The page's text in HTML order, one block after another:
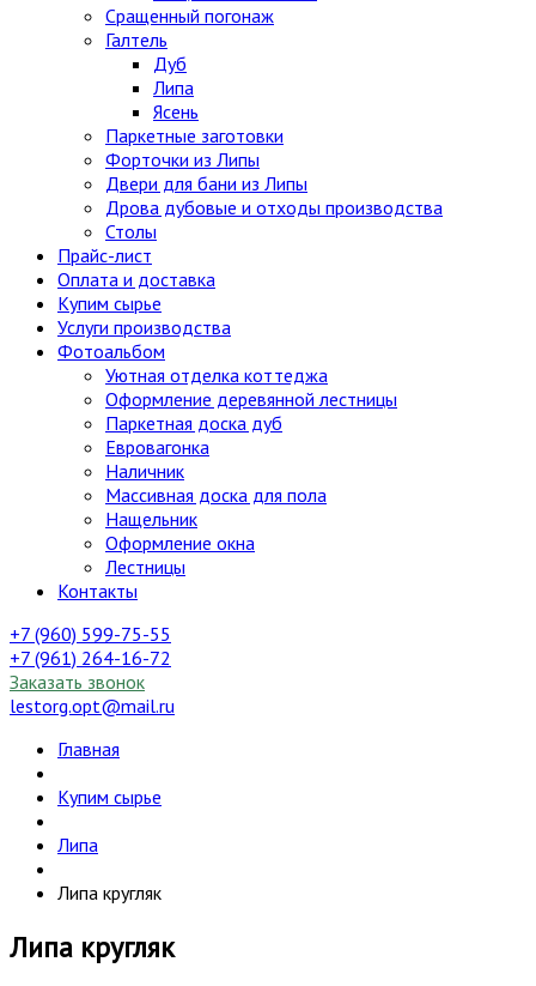
Сращенный погонаж
Галтель
Дуб
Липа
Ясень
Паркетные заготовки
Форточки из Липы
Двери для бани из Липы
Дрова дубовые и отходы производства
Столы
Прайс-лист
Оплата и доставка
Купим сырье
Услуги производства
Фотоальбом
Уютная отделка коттеджа
Оформление деревянной лестницы
Паркетная доска дуб
Евровагонка
Наличник
Массивная доска для пола
Нащельник
Оформление окна
Лестницы
Контакты
+7 (960) 599-75-55
+7 (961) 264-16-72
Заказать звонок
lestorg.opt@mail.ru
Главная
Купим сырье
Липа
Липа кругляк
Липа кругляк